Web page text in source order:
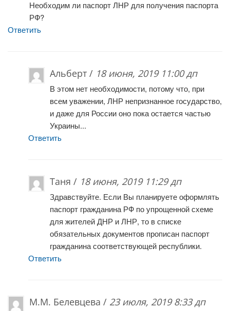
Необходим ли паспорт ЛНР для получения паспорта
РФ?
Ответить
Альберт / 18 июня, 2019 11:00 дп
В этом нет необходимости, потому что, при
всем уважении, ЛНР непризнанное государство,
и даже для России оно пока остается частью
Украины...
Ответить
Таня / 18 июня, 2019 11:29 дп
Здравствуйте. Если Вы планируете оформлять
паспорт гражданина РФ по упрощенной схеме
для жителей ДНР и ЛНР, то в списке
обязательных документов прописан паспорт
гражданина соответствующей республики.
Ответить
М.М. Белевцева / 23 июля, 2019 8:33 дп